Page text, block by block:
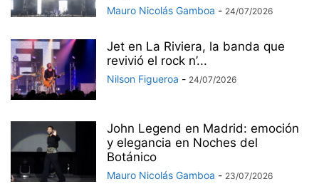
Mauro Nicolás Gamboa - 24/07/2026
Jet en La Riviera, la banda que
revivió el rock n’...
Nilson Figueroa - 24/07/2026
John Legend en Madrid: emoción
y elegancia en Noches del
Botánico
Mauro Nicolás Gamboa - 23/07/2026